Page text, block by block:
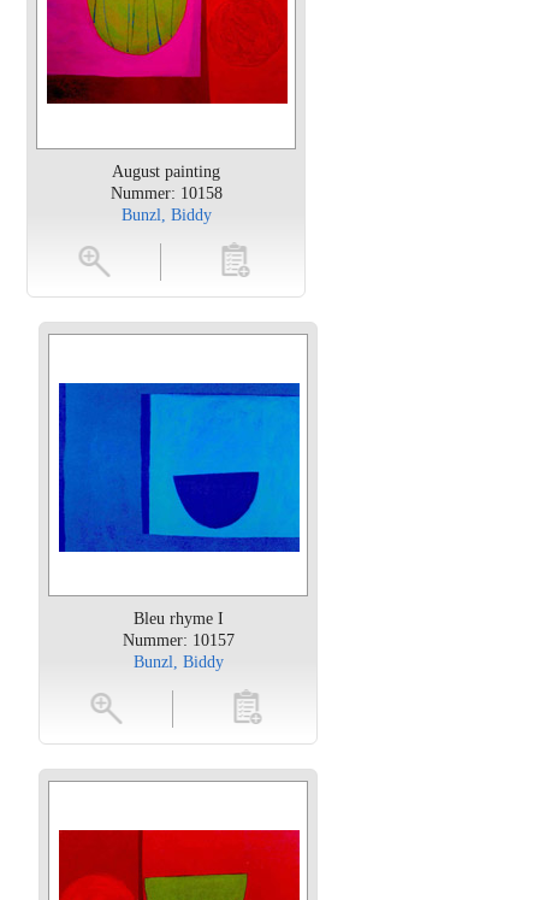
August painting
Nummer: 10158
Bunzl, Biddy
toevoegen
Bleu rhyme I
Nummer: 10157
Bunzl, Biddy
toevoegen